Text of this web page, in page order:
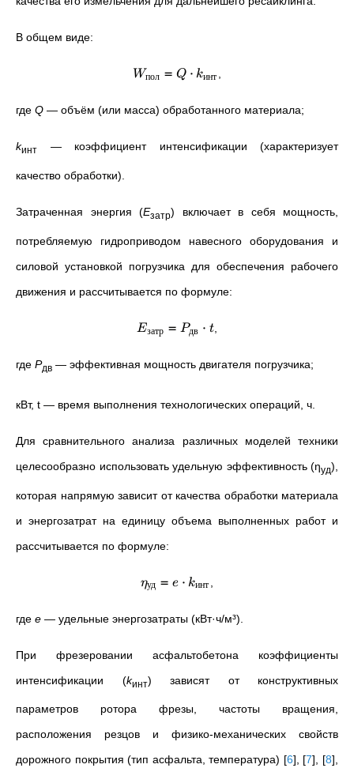
В общем виде:
Wпол = Q ⋅ kинт,
где Q — объём (или масса) обработанного материала;
kинт —коэффициент интенсификации (характеризует
качество обработки).
Затраченная энергия (Eзатр) включает в себя мощность,
потребляемую гидроприводом навесного оборудования и
силовой установкой погрузчика для обеспечения рабочего
движения и рассчитывается по формуле:
Eзатр = Pдв ⋅ t,
где Pдв — эффективная мощность двигателя погрузчика;
кВт, t — время выполнения технологических операций, ч.
Для сравнительного анализа различных моделей техники
целесообразно использовать удельную эффективность (ηуд),
которая напрямую зависит от качества обработки материала
и энергозатрат на единицу объема выполненных работ и
рассчитывается по формуле:
ηуд = e ⋅ kинт
где e — удельные энергозатраты (кВт·ч/м³).
При фрезеровании асфальтобетона коэффициенты
интенсификации (kинт) зависят от конструктивных
параметров ротора фрезы, частоты вращения,
расположения резцов и физико-механических свойств
дорожного покрытия (тип асфальта, температура) [6], [7], [8],